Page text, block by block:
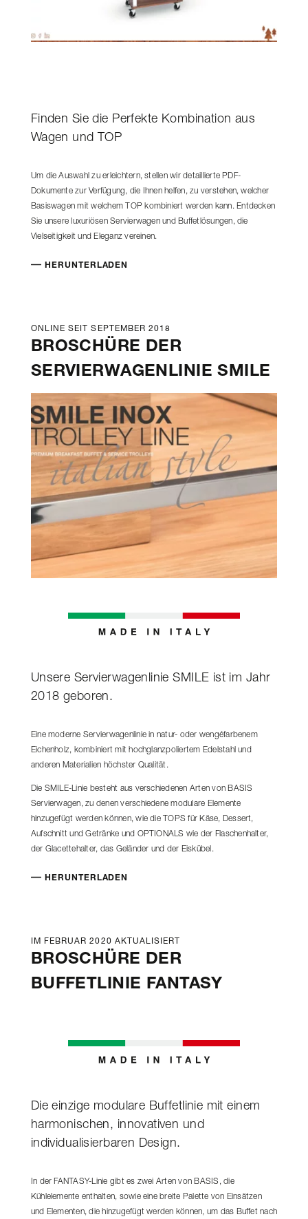
Finden Sie die Perfekte Kombination aus
Wagen und TOP
Um die Auswahl zu erleichtern, stellen wir detaillierte PDF-
Dokumente zur Verfügung, die Ihnen helfen, zu verstehen, welcher
Basiswagen mit welchem TOP kombiniert werden kann. Entdecken
Sie unsere luxuriösen Servierwagen und Buffetlösungen, die
Vielseitigkeit und Eleganz vereinen.
HERUNTERLADEN
ONLINE SEIT SEPTEMBER 2018
BROSCHÜRE DER
SERVIERWAGENLINIE SMILE
Unsere Servierwagenlinie SMILE ist im Jahr
2018 geboren.
Eine moderne Servierwagenlinie in natur- oder wengéfarbenem
Eichenholz, kombiniert mit hochglanzpoliertem Edelstahl und
anderen Materialien höchster Qualität.
Die SMILE-Linie besteht aus verschiedenen Arten von BASIS
Servierwagen, zu denen verschiedene modulare Elemente
hinzugefügt werden können, wie die TOPS für Käse, Dessert,
Aufschnitt und Getränke und OPTIONALS wie der Flaschenhalter,
der Glacettehalter, das Geländer und der Eiskübel.
HERUNTERLADEN
IM FEBRUAR 2020 AKTUALISIERT
BROSCHÜRE DER
BUFFETLINIE FANTASY
Die einzige modulare Buffetlinie mit einem
harmonischen, innovativen und
individualisierbaren Design.
In der FANTASY-Linie gibt es zwei Arten von BASIS, die
Kühlelemente enthalten, sowie eine breite Palette von Einsätzen
und Elementen, die hinzugefügt werden können, um das Buffet nach